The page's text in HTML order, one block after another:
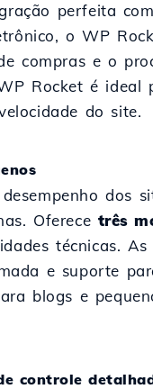
perfeita
o WP
compras e o
Rocket é ideal
do site.
dos
Oferece três
técnicas.
e suporte
blogs e
controle